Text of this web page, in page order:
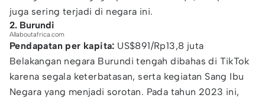
juga sering terjadi di negara ini.
2. Burundi
Allaboutafrica.com
Pendapatan per kapita: US$891/Rp13,8 juta
Belakangan negara Burundi tengah dibahas di TikTok
karena segala keterbatasan, serta kegiatan Sang Ibu
Negara yang menjadi sorotan. Pada tahun 2023 ini,